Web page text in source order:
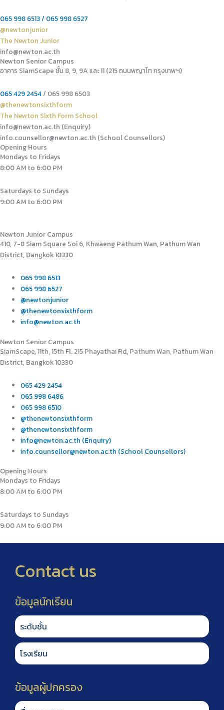
065 998 6513 / 065 998 6527
@newtonjunior
The Newton Junior
info@newton.ac.th
Newton Senior Campus
อาคาร SiamScape ชั้น 8, 9, 9A และ 11 (215 ถนนพญาไท กรุงเทพฯ)
065 429 2454/ 065 998 6503
@thenewtonsixthform
The Newton Sixth Form School
info@newton.ac.th (Enquiry)
info.counsellor@newton.ac.th (School Counsellors)​
Opening Hours
Mondays to Fridays
8:00 AM to 6:00 PM
Saturdays to Sundays
9:00 AM to 6:00 PM
Newton Junior Campus
410, 7-8 Siam Square Soi 6, Khwaeng Pathum Wan, Pathum Wan
District, Bangkok 10330
065 998 6513
065 998 6527
@newtonjunior
@thenewtonsixthform
info@newton.ac.th
Newton Senior Campus
SiamScape, 11th, 15th Fl. 215 Phayathai Rd, Pathum Wan, Pathum Wan
District, Bangkok 10330
065 429 2454
065 998 6486
065 998 6510
@thenewtonsixthform
@thenewtonsixthform
info@newton.ac.th (Enquiry)
info.counsellor@newton.ac.th (School Counsellors)
Opening Hours
Mondays to Fridays
8:00 AM to 6:00 PM
Saturdays to Sundays
9:00 AM to 6:00 PM